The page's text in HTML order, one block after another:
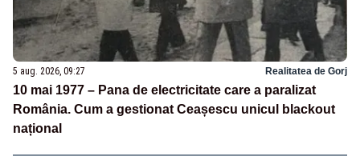
5 aug. 2026, 09:27 Realitatea de Gorj
10 mai 1977 – Pana de electricitate care a paralizat
România. Cum a gestionat Ceașescu unicul blackout
național